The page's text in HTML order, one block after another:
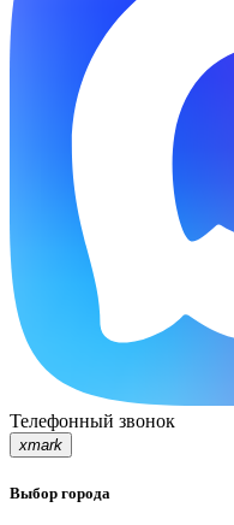
Телефонный звонок
xmark
Выбор города